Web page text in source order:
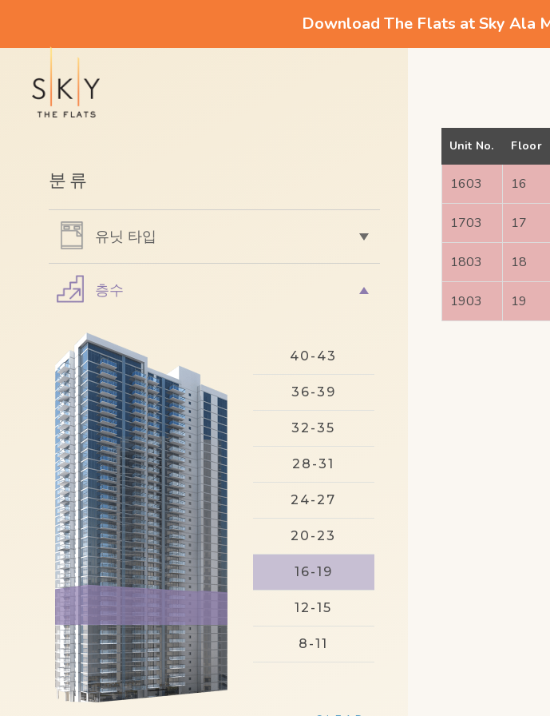
Download The Flats at Sky Ala
분류
유닛 타입
층수
40-43
36-39
32-35
28-31
24-27
20-23
16-19
12-15
8-11
Unit No. Floor
1603 16
1703 17
1803 18
1903 19